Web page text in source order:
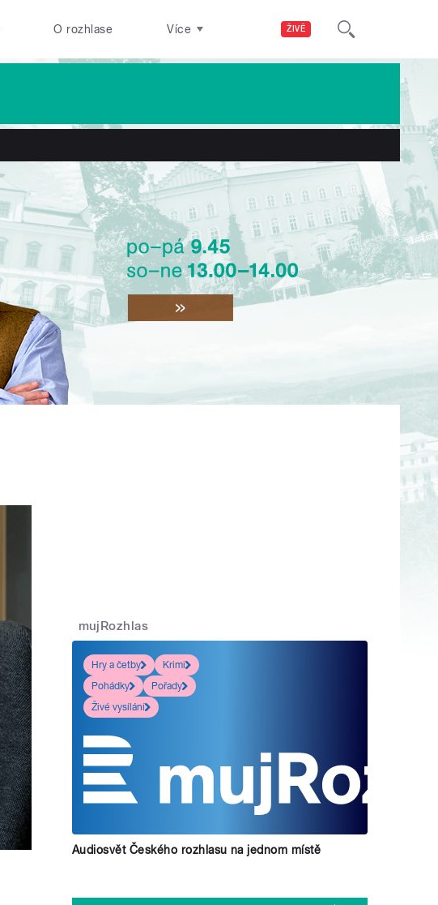
ŽIVĚ
O rozhlase Více
mujRozhlas
Hry a četby
Krimi
Pohádky
Pořady
Živé vysílání
Audiosvět Českého rozhlasu na jednom místě